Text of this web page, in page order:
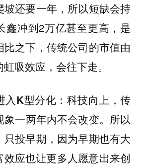
坡还要一年，所以短缺会持
鑫冲到2万亿甚至更高，是
比之下，传统公司的市值由
吸效应，会往下走。
入K型分化：科技向上，传
象一两年内不会改变。所以
只投早期，因为早期也有大
应也让更多人愿意出来创